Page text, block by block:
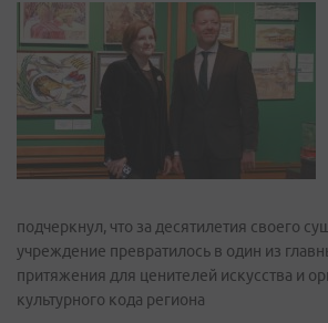
подчеркнул, что за десятилетия своего
учреждение превратилось в один из
притяжения для ценителей искусства и
культурного кода региона